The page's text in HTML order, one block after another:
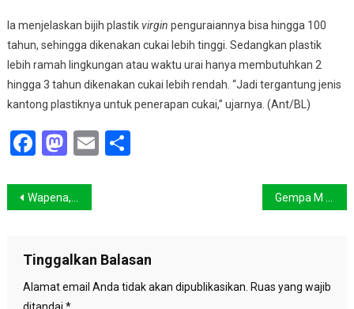
Ia menjelaskan bijih plastikvirgin penguraiannya bisa hingga 100
tahun, sehingga dikenakan cukai lebih tinggi. Sedangkan plastik
lebih ramah lingkungan atau waktu urai hanya membutuhkan 2
hingga 3 tahun dikenakan cukai lebih rendah. “Jadi tergantung jenis
kantong plastiknya untuk penerapan cukai,” ujarnya. (Ant/BL)
Facebook
Mastodon
EmailShare
Navigasi
Wapena, Komunitas Jurnalis Peduli Bencana di Bali Jadi Peninggalan Berharga Sutopo
Tinggalkan Balasan
Alamat email Anda tidak akan dipublikasikan. Ruas yang wajib
ditandai *